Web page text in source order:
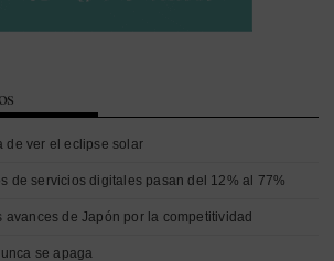
de ver el eclipse solar
de servicios digitales pasan del 12% al 77%
avances de Japón por la competitividad
se apaga